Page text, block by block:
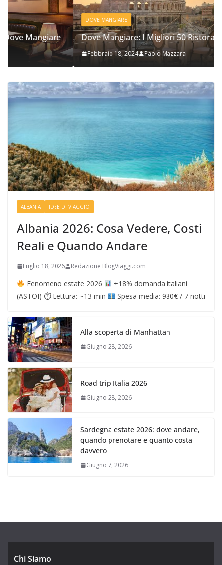
DOVE MANGIARE
Dove Mangiare: I Migliori 50 Ristoranti a Roma
Febbraio 18, 2024 Paolo Mazzara
ALBANIA IDEE DI VIAGGIO
Albania 2026: Cosa Vedere, Costi
Reali e Quando Andare
Luglio 18, 2026 Redazione BlogViaggi.com
Fenomeno estate 2026
+18% domanda italiani
(ASTOI) ⏱ Lettura: ~13 min
Spesa media: 980€ / 7 notti
Alla scoperta di Manhattan
Giugno 28, 2026
Road trip Italia 2026
Giugno 28, 2026
Sardegna estate 2026: dove andare,
quando prenotare e quanto costa
davvero
Giugno 7, 2026
Chi Siamo